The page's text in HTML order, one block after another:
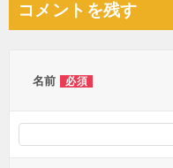
ビ
ョ
コメントを残す
名前 必須